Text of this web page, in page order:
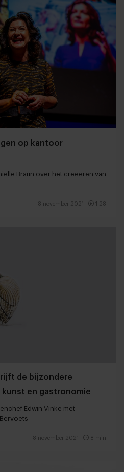
op kantoor
Braun over het creëeren van
8 november 2021 1:28
de bijzondere
en gastronomie
Edwin Vinke met
8 november 2021 8 min